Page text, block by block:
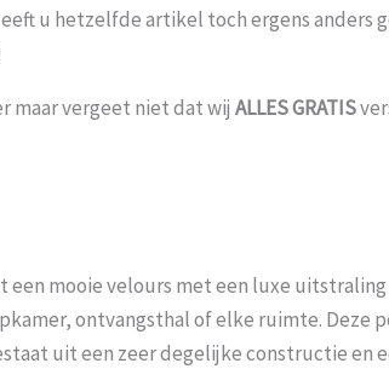
u hetzelfde artikel toch ergens anders
maar vergeet niet dat wij ALLESGRATIS
een mooie velours met een luxe
ontvangsthal of elke ruimte. Deze
uit een zeer degelijke constructie en